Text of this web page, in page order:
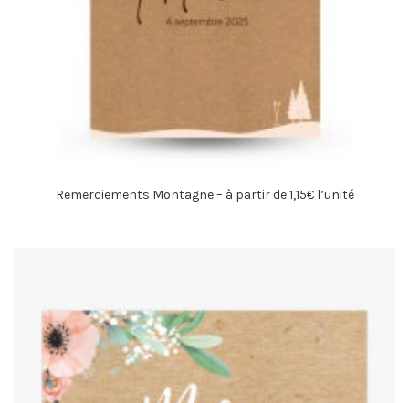
Remerciements Montagne – à partir de 1,15€ l’unité